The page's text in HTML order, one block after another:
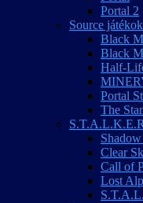
Portal 2
Source
Black
Black
Half-
Portal
The
Clear
Call of
Lost